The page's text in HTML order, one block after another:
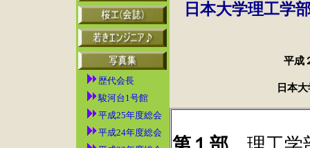
歴代会長
駿河台1号館
平成25年度総会
平成24年度総会
日本大学理工学
平成
日本大学